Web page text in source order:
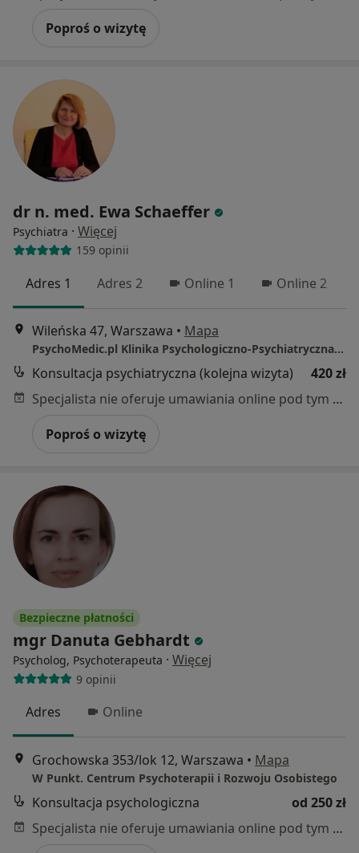
Poproś o wizytę
dr n. med. Ewa Schaeffer
Psychiatra · Więcej
159 opinii
Adres 1 Adres 2 Online 1 Online 2
Wileńska 47, Warszawa • Mapa
PsychoMedic.pl Klinika Psychologiczno-Psychiatryczna Warszawa ul. Wileńska 47 (METRO DWORZEC WILEŃSKI)
Konsultacja psychiatryczna (kolejna wizyta)
420 zł
Specjalista nie oferuje umawiania online pod tym adresem.
Poproś o wizytę
Bezpieczne płatności
mgr Danuta Gebhardt
Psycholog, Psychoterapeuta · Więcej
9 opinii
Adres Online
Grochowska 353/lok 12, Warszawa • Mapa
W Punkt. Centrum Psychoterapii i Rozwoju Osobistego
Konsultacja psychologiczna
od 250 zł
Specjalista nie oferuje umawiania online pod tym adresem.